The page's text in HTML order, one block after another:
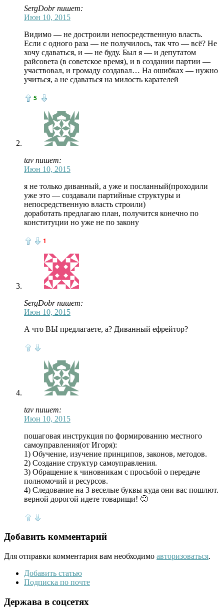
SergDobr пишет:
Июн 10, 2015
Видимо — не достроили непосредственную власть.
Если с одного раза — не получилось, так что — всё? Не
хочу сдаваться, и — не буду. Был я — и депутатом
райсовета (в советское время), и в создании партии —
участвовал, и громаду создавал… На ошибках — нужно
учиться, а не сдаваться на милость карателей
5
tav пишет:
Июн 10, 2015
я не только диванный, а уже и посланный(проходили
уже это — создавали партийные структуры и
непосредственную власть строили)
доработать предлагаю план, получится конечно по
конституции но уже не по закону
1
SergDobr пишет:
Июн 10, 2015
А что ВЫ предлагаете, а? Диванный ефрейтор?
tav пишет:
Июн 10, 2015
пошаговая инструкция по формированию местного
самоуправления(от Игоря):
1) Обучение, изучение принципов, законов, методов.
2) Создание структур самоуправления.
3) Обращение к чиновникам с просьбой о передаче
полномочий и ресурсов.
4) Следование на 3 веселые буквы куда они вас пошлют.
верной дорогой идете товарищи! 🙂
Добавить комментарий
Для отправки комментария вам необходимо авторизоваться.
Добавить статью
Подписка по почте
Держава в соцсетях